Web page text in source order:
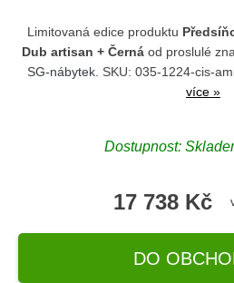
Limitovaná edice produktu
Dub artisan + Černá od proslulé
SG-nábytek. SKU: 035-1224-cis-
více »
Dostupnost:
17 738 Kč
DO